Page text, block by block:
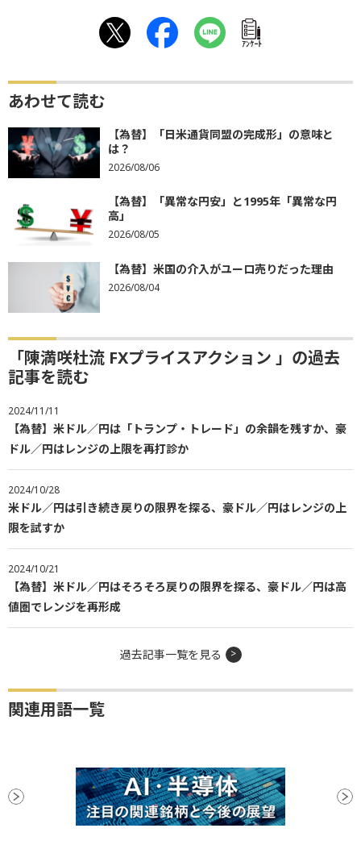
ｱﾝｹｰﾄ
あわせて読む
【為替】「日米通貨同盟の完成形」の意味と
は？
2026/08/06
【為替】「異常な円安」と1995年「異常な円
高」
2026/08/05
【為替】米国の介入がユーロ売りだった理由
2026/08/04
「陳満咲杜流 FXプライスアクション 」の過去
記事を読む
2024/11/11
【為替】米ドル／円は「トランプ・トレード」の余韻を残すか、豪
ドル／円はレンジの上限を再打診か
2024/10/28
米ドル／円は引き続き戻りの限界を探る、豪ドル／円はレンジの上
限を試すか
2024/10/21
【為替】米ドル／円はそろそろ戻りの限界を探る、豪ドル／円は高
値圏でレンジを再形成
過去記事一覧を見る
関連用語一覧